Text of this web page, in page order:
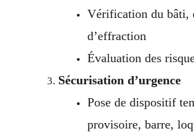
Vérification du bâti,
d’effraction
Évaluation des
Sécurisation d’urgence
Pose de dispositif
provisoire, barre,